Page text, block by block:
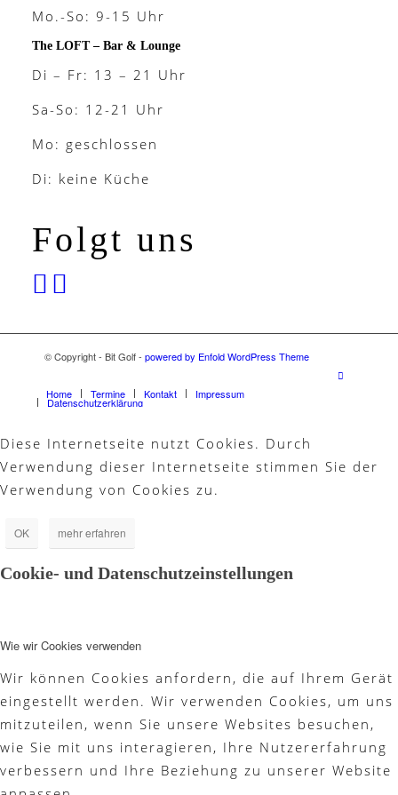
Mo.-So: 9-15 Uhr
The LOFT – Bar & Lounge
Di – Fr: 13 – 21 Uhr
Sa-So: 12-21 Uhr
Mo: geschlossen
Di: keine Küche
Folgt uns
© Copyright - Bit Golf - powered by Enfold WordPress Theme
Home Termine Kontakt Impressum
Datenschutzerklärung
Diese Internetseite nutzt Cookies. Durch
Verwendung dieser Internetseite stimmen Sie der
Verwendung von Cookies zu.
OK mehr erfahren
Cookie- und Datenschutzeinstellungen
Wie wir Cookies verwenden
Wir können Cookies anfordern, die auf Ihrem Gerät
eingestellt werden. Wir verwenden Cookies, um uns
mitzuteilen, wenn Sie unsere Websites besuchen,
wie Sie mit uns interagieren, Ihre Nutzererfahrung
verbessern und Ihre Beziehung zu unserer Website